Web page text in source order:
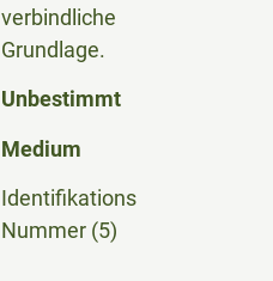
verbindliche
Grundlage.
Unbestimmt
Medium
Identifikations
Nummer (5)